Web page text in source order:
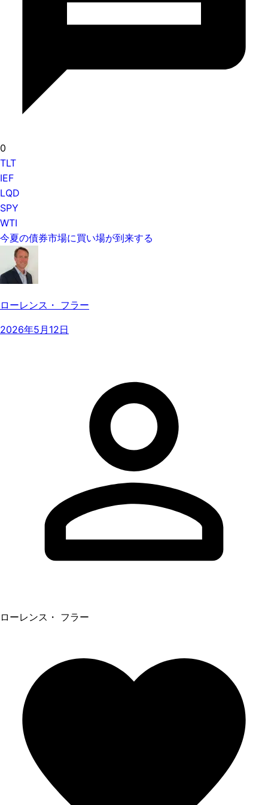
0
TLT
IEF
LQD
SPY
WTI
今夏の債券市場に買い場が到来する
ローレンス・ フラー
2026年5月12日
ローレンス・ フラー